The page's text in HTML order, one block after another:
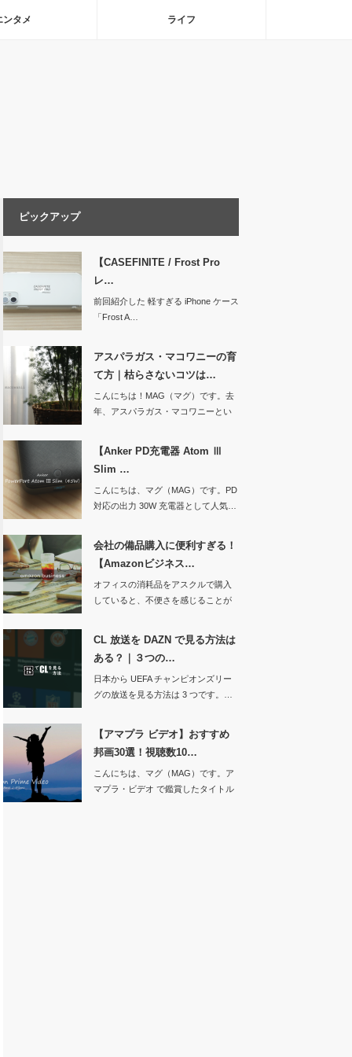
ンタメ ライフ
ピックアップ
【CASEFINITE / Frost Pro
レ…
前回紹介した 軽すぎる iPhone ケース
「Frost A…
アスパラガス・マコワニーの育
て方｜枯らさないコツは…
こんにちは！MAG（マグ）です。去
年、アスパラガス・マコワニーとい
【Anker PD充電器 Atom Ⅲ
Slim …
こんにちは、マグ（MAG）です。PD
対応の出力 30W 充電器として人気…
会社の備品購入に便利すぎる！
【Amazonビジネス…
オフィスの消耗品をアスクルで購入
していると、不便さを感じることが
CL 放送を DAZN で見る方法は
ある？｜３つの…
日本から UEFA チャンピオンズリー
グの放送を見る方法は 3 つです。…
【アマプラ ビデオ】おすすめ
邦画30選！視聴数10…
こんにちは、マグ（MAG）です。ア
マプラ・ビデオ で鑑賞したタイトル